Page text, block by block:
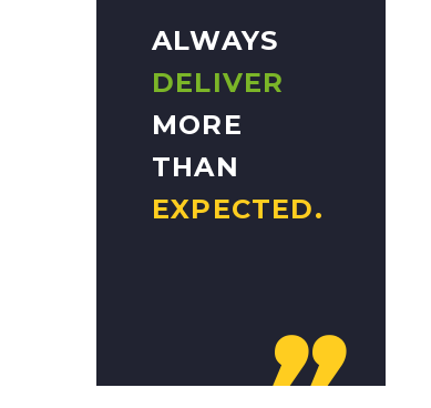
ALWAYS
DELIVER
MORE
THAN
EXPECTED.
